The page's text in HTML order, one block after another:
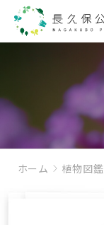
ホーム 植物図鑑